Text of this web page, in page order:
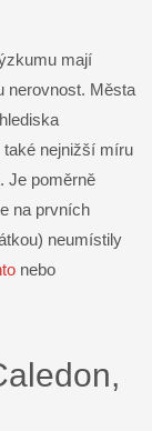
mají
nerovnost. Města
nejnižší míru
Je poměrně
na prvních
neumístily
nebo